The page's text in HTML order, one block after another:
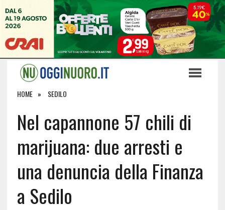
HOME SEDILO
Nel capannone 57 chili di
marijuana: due arresti e
una denuncia della Finanza
a Sedilo